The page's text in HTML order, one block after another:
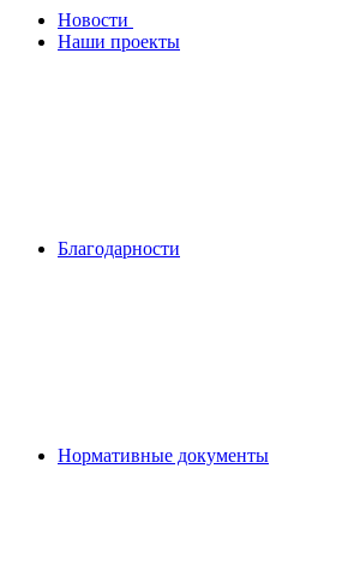
Новости
Наши проекты
Благодарности
Нормативные документы